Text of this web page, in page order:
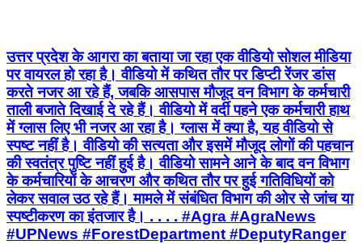
उत्तर प्रदेश के आगरा का बताया जा रहा एक वीडियो सोशल मीडिया
पर वायरल हो रहा है। वीडियो में कथित तौर पर डिप्टी रेंजर डांस
करते नजर आ रहे हैं, जबकि आसपास मौजूद वन विभाग के कर्मचारी
ताली बजाते दिखाई दे रहे हैं। वीडियो में वर्दी पहने एक कर्मचारी हाथ
में ग्लास लिए भी नजर आ रहा है। ग्लास में क्या है, यह वीडियो से
स्पष्ट नहीं है। वीडियो की सत्यता और इसमें मौजूद लोगों की पहचान
की स्वतंत्र पुष्टि नहीं हुई है। वीडियो सामने आने के बाद वन विभाग
के कर्मचारियों के आचरण और कथित तौर पर हुई गतिविधियों को
लेकर सवाल उठ रहे हैं। मामले में संबंधित विभाग की ओर से जांच या
स्पष्टीकरण का इंतजार है। . . . . #Agra #AgraNews
#UPNews #ForestDepartment #DeputyRanger